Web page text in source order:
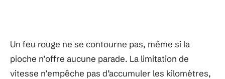
Un feu rouge ne se contourne pas, même si la
pioche n’offre aucune parade. La limitation de
vitesse n’empêche pas d’accumuler les kilomètres,